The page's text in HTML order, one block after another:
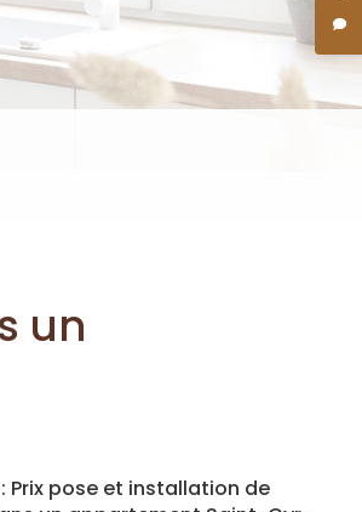
un
pose et installation de